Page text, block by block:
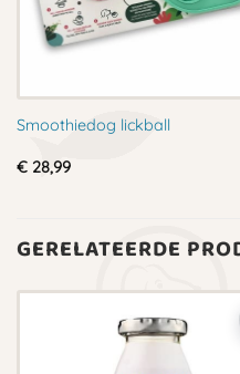
Smoothiedog lickball
€28,99
GERELATEERDE